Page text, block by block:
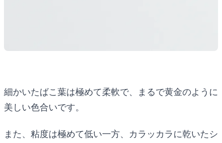
細かいたばこ葉は極めて柔軟で、まるで黄金のように
美しい色合いです。
また、粘度は極めて低い一方、カラッカラに乾いたシ